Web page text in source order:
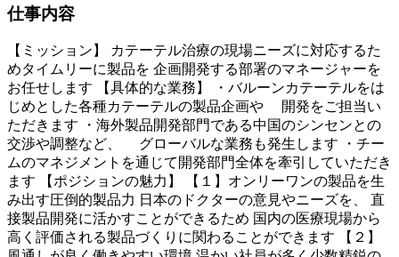
仕事内容
【ミッション】 カテーテル治療の現場ニーズに対応するた
めタイムリーに製品を 企画開発する部署のマネージャーを
お任せします 【具体的な業務】 ・バルーンカテーテルをは
じめとした各種カテーテルの製品企画や 開発をご担当い
ただきます ・海外製品開発部門である中国のシンセンとの
交渉や調整など、 グローバルな業務も発生します ・チー
ムのマネジメントを通じて開発部門全体を牽引していただき
ます 【ポジションの魅力】 【１】オンリーワンの製品を生
み出す圧倒的製品力 日本のドクターの意見やニーズを、 直
接製品開発に活かすことができるため 国内の医療現場から
高く評価される製品づくりに関わることができます 【２】